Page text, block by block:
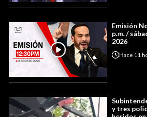
Emisión
p.m. /
2026
Hace 11
y tres